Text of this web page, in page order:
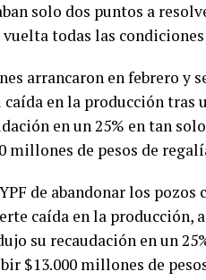
solo dos puntos a
vuelta todas las
arrancaron en febrero y
caída en la producción
en un 25% en tan
millones de pesos de
de abandonar los
caída en la
su recaudación en un
$13.000 millones de